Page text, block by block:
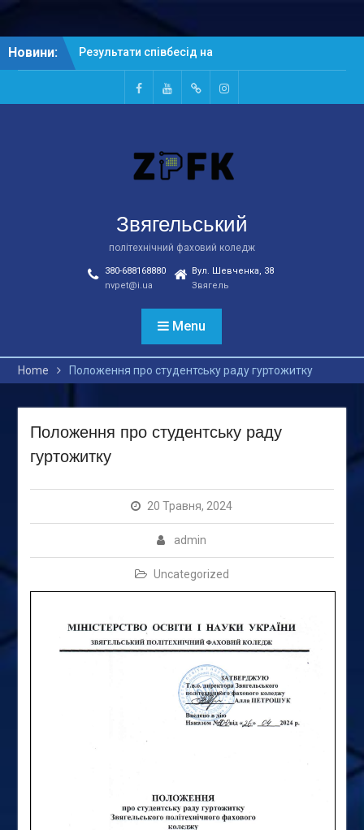
to
Новини:
Результати співбесід на
основі ПЗСО
Результати співбесід на
основі БСОFacebookYoutubeTelegtamInstagram
Звягельський
політехнічний фаховий коледж
380-688168880
nvpet@i.ua
Вул. Шевченка, 38
Звягель
Menu
Home Положення про студентську раду гуртожитку
Положення про студентську раду
гуртожитку
20 Травня, 2024
admin
Uncategorized